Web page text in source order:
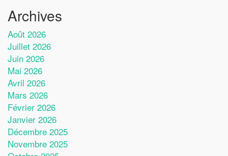
Archives
Août 2026
Juillet 2026
Juin 2026
Mai 2026
Avril 2026
Mars 2026
Février 2026
Janvier 2026
Décembre 2025
Novembre 2025